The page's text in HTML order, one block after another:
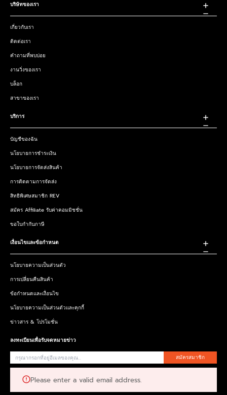
บริษัทของเรา
เกี่ยวกับเรา
ติดต่อเรา
คำถามที่พบบ่อย
งานวิ่งของเรา
บล็อก
สาขาของเรา
บริการ
บัญชีของฉัน
นโยบายการชำระเงิน
นโยบายการจัดส่งสินค้า
การติดตามการจัดส่ง
สิทธิพิเศษสมาชิก REV
สมัคร Affiliate รับค่าคอมมิชชั่น
ขอใบกำกับภาษี
เงื่อนไขและข้อกำหนด
นโยบายความเป็นส่วนตัว
การเปลี่ยนคืนสินค้า
ข้อกำหนดและเงื่อนไข
นโยบายความเป็นส่วนตัวและคุกกี้
ข่าวสาร & โปรโมชั่น
ลงทะเบียนเพื่อรับจดหมายข่าว
สมัครสมาชิก
Please enter a valid email address.